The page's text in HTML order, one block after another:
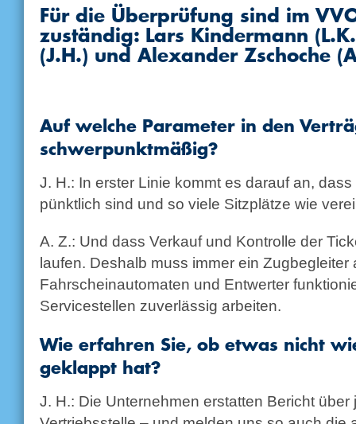
Für die Überprüfung sind im
zuständig: Lars Kindermann
(J.H.) und Alexander Zschoche
Auf welche Parameter in den
schwerpunktmäßig?
J. H.: In erster Linie kommt es darauf an,
pünktlich sind und so viele Sitzplätze wie
A. Z.: Und dass Verkauf und Kontrolle der
laufen. Deshalb muss immer ein Zugbegleiter
Fahrscheinautomaten und Entwerter
Servicestellen zuverlässig arbeiten.
Wie erfahren Sie, ob etwas nicht
geklappt hat?
J. H.: Die Unternehmen erstatten Bericht über